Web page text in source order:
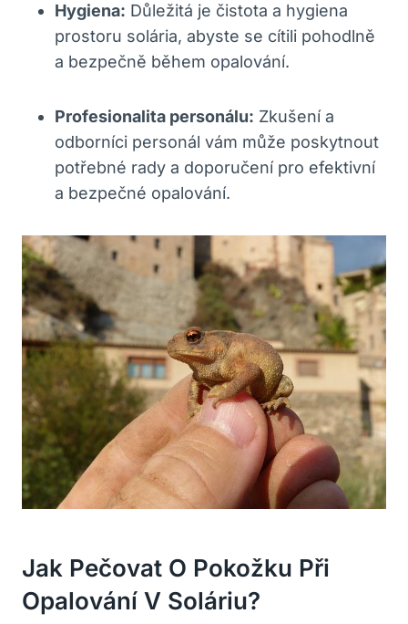
Hygiena: Důležitá je čistota a hygiena
prostoru solária,⁢ abyste se cítili pohodlně
⁤a bezpečně během⁣ opalování.
Profesionalita personálu: ⁤Zkušení a
odborníci personál vám může poskytnout⁢
potřebné rady‌ a doporučení‌ pro efektivní​
a bezpečné opalování.
Jak Pečovat ⁢o Pokožku ⁤při
‍opalování V Soláriu?